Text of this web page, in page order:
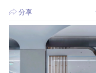
分享